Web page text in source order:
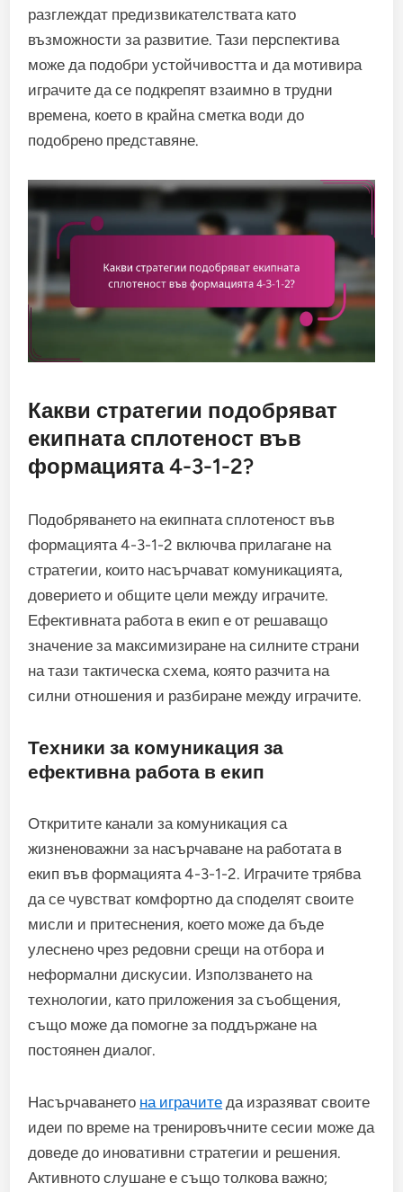
разглеждат предизвикателствата като
възможности за развитие. Тази перспектива
може да подобри устойчивостта и да мотивира
играчите да се подкрепят взаимно в трудни
времена, което в крайна сметка води до
подобрено представяне.
Какви стратегии подобряват
екипната сплотеност във
формацията 4-3-1-2?
Подобряването на екипната сплотеност във
формацията 4-3-1-2 включва прилагане на
стратегии, които насърчават комуникацията,
доверието и общите цели между играчите.
Ефективната работа в екип е от решаващо
значение за максимизиране на силните страни
на тази тактическа схема, която разчита на
силни отношения и разбиране между играчите.
Техники за комуникация за
ефективна работа в екип
Откритите канали за комуникация са
жизненоважни за насърчаване на работата в
екип във формацията 4-3-1-2. Играчите трябва
да се чувстват комфортно да споделят своите
мисли и притеснения, което може да бъде
улеснено чрез редовни срещи на отбора и
неформални дискусии. Използването на
технологии, като приложения за съобщения,
също може да помогне за поддържане на
постоянен диалог.
Насърчаването на играчите да изразяват своите
идеи по време на тренировъчните сесии може да
доведе до иновативни стратегии и решения.
Активното слушане е също толкова важно;